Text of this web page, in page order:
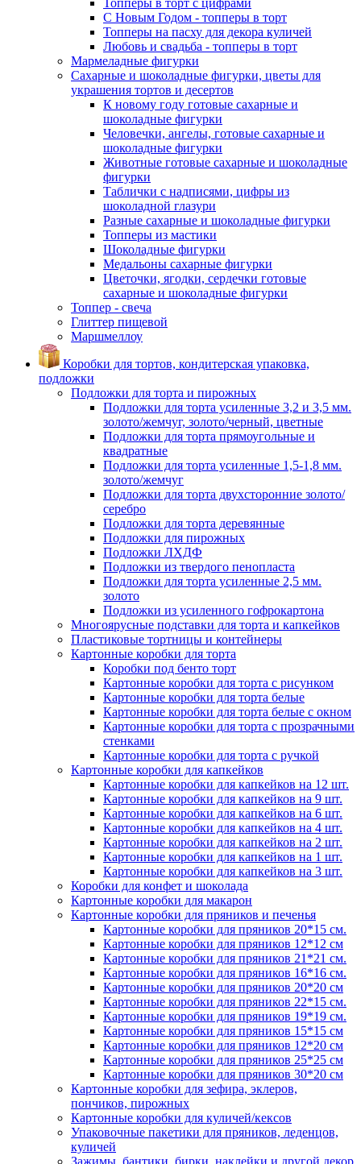
Топперы в торт с цифрами
С Новым Годом - топперы в торт
Топперы на пасху для декора куличей
Любовь и свадьба - топперы в торт
Мармеладные фигурки
Сахарные и шоколадные фигурки, цветы для
украшения тортов и десертов
К новому году готовые сахарные и
шоколадные фигурки
Человечки, ангелы, готовые сахарные и
шоколадные фигурки
Животные готовые сахарные и шоколадные
фигурки
Таблички с надписями, цифры из
шоколадной глазури
Разные сахарные и шоколадные фигурки
Топперы из мастики
Шоколадные фигурки
Медальоны сахарные фигурки
Цветочки, ягодки, сердечки готовые
сахарные и шоколадные фигурки
Топпер - свеча
Глиттер пищевой
Маршмеллоу
Коробки для тортов, кондитерская упаковка,
подложки
Подложки для торта и пирожных
Подложки для торта усиленные 3,2 и 3,5 мм.
золото/жемчуг, золото/черный, цветные
Подложки для торта прямоугольные и
квадратные
Подложки для торта усиленные 1,5-1,8 мм.
золото/жемчуг
Подложки для торта двухсторонние золото/
серебро
Подложки для торта деревянные
Подложки для пирожных
Подложки ЛХДФ
Подложки из твердого пенопласта
Подложки для торта усиленные 2,5 мм.
золото
Подложки из усиленного гофрокартона
Многоярусные подставки для торта и капкейков
Пластиковые тортницы и контейнеры
Картонные коробки для торта
Коробки под бенто торт
Картонные коробки для торта с рисунком
Картонные коробки для торта белые
Картонные коробки для торта белые с окном
Картонные коробки для торта с прозрачными
стенками
Картонные коробки для торта с ручкой
Картонные коробки для капкейков
Картонные коробки для капкейков на 12 шт.
Картонные коробки для капкейков на 9 шт.
Картонные коробки для капкейков на 6 шт.
Картонные коробки для капкейков на 4 шт.
Картонные коробки для капкейков на 2 шт.
Картонные коробки для капкейков на 1 шт.
Картонные коробки для капкейков на 3 шт.
Коробки для конфет и шоколада
Картонные коробки для макарон
Картонные коробки для пряников и печенья
Картонные коробки для пряников 20*15 см.
Картонные коробки для пряников 12*12 см
Картонные коробки для пряников 21*21 см.
Картонные коробки для пряников 16*16 см.
Картонные коробки для пряников 20*20 см
Картонные коробки для пряников 22*15 см.
Картонные коробки для пряников 19*19 см.
Картонные коробки для пряников 15*15 см
Картонные коробки для пряников 12*20 см
Картонные коробки для пряников 25*25 см
Картонные коробки для пряников 30*20 см
Картонные коробки для зефира, эклеров,
пончиков, пирожных
Картонные коробки для куличей/кексов
Упаковочные пакетики для пряников, леденцов,
куличей
Зажимы, бантики, бирки, наклейки и другой декор